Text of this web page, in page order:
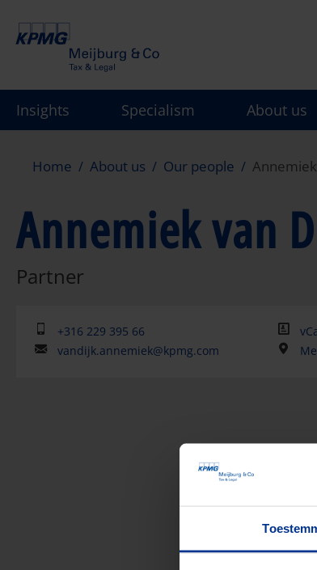
Insights Specialism About us
Home About us Our people
Annemiek van
Partner
+316 229 395 66
vandijk.annemiek@kpmg.com